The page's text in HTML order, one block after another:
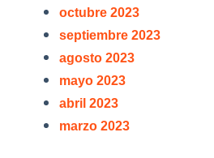
octubre 2023
septiembre 2023
agosto 2023
mayo 2023
abril 2023
marzo 2023